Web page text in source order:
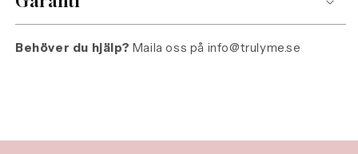
Behöver du hjälp? Maila oss på info@trulyme.se